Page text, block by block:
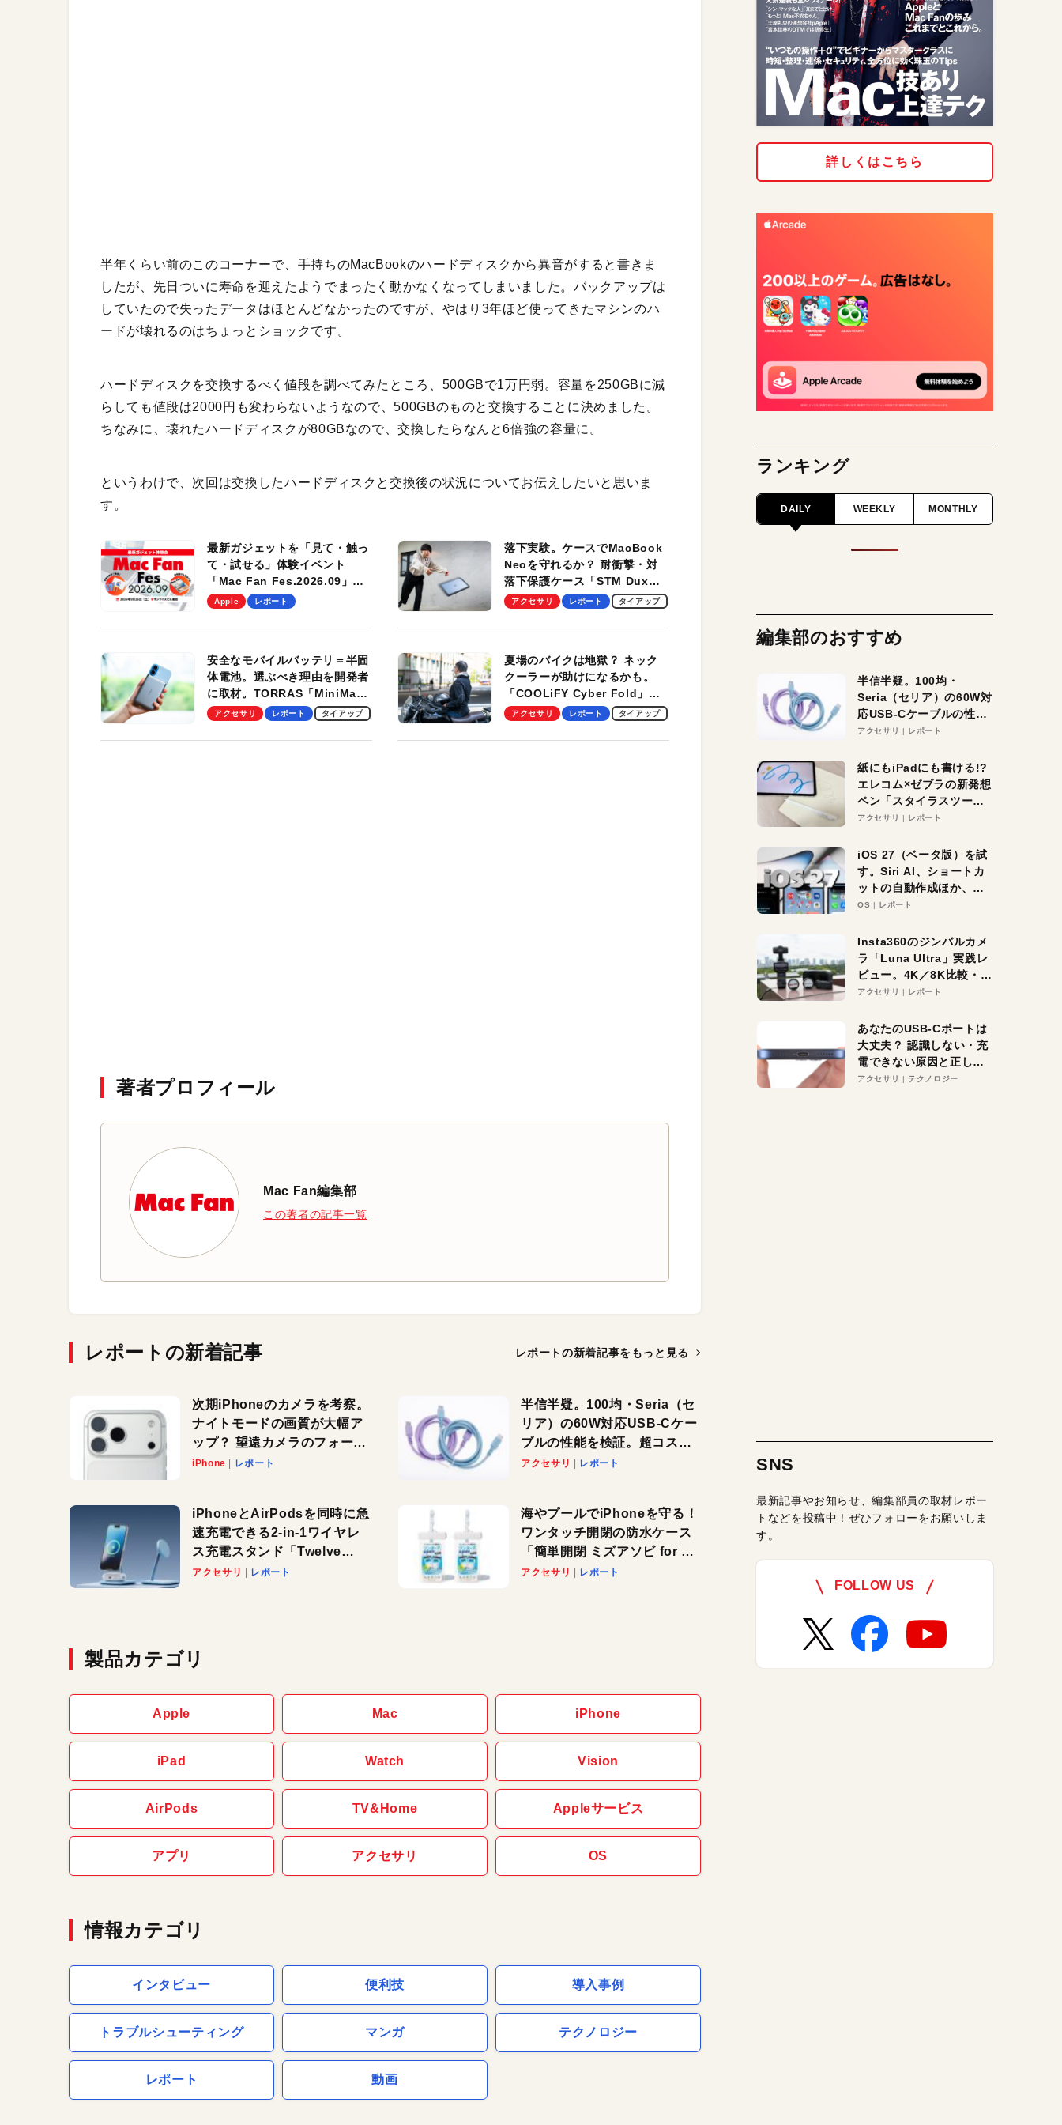
半年くらい前のこのコーナーで、手持ちのMacBookのハードディスクから異音がすると書きま
したが、先日ついに寿命を迎えたようでまったく動かなくなってしまいました。バックアップは
していたので失ったデータはほとんどなかったのですが、やはり3年ほど使ってきたマシンのハ
ードが壊れるのはちょっとショックです。
ハードディスクを交換するべく値段を調べてみたところ、500GBで1万円弱。容量を250GBに減
らしても値段は2000円も変わらないようなので、500GBのものと交換することに決めました。
ちなみに、壊れたハードディスクが80GBなので、交換したらなんと6倍強の容量に。
というわけで、次回は交換したハードディスクと交換後の状況についてお伝えしたいと思いま
す。
最新ガジェットを「見て・触っ
て・試せる」体験イベント
「Mac Fan Fes.2026.09」
を、9月26日（土）に開催しま
Apple レポート
落下実験。ケースでMacBook
Neoを守れるか？ 耐衝撃・対
落下保護ケース「STM Dux
Ultra」を検証。学生、ビジネ
適！
アクセサリ レポート タイアップ
安全なモバイルバッテリ＝半固
体電池。選ぶべき理由を開発者
に取材。TORRAS「MiniMag
Pro」の実機レビューも
アクセサリ レポート タイアップ
夏場のバイクは地獄？ ネック
クーラーが助けになるかも。
「COOLiFY Cyber Fold」レ
ビュー。冷却の速さ、密着する
性がグッド！
アクセサリ レポート タイアップ
著者プロフィール
Mac Fan編集部
この著者の記事一覧
レポートの新着記事 レポートの新着記事をもっと見る
次期iPhoneのカメラを考察。
ナイトモードの画質が大幅ア
ップ？ 望遠カメラのフォーカ
スがさらにシャープに？
iPhone レポート
半信半疑。100均・Seria（セ
リア）の60W対応USB-Cケー
ブルの性能を検証。超コスパ
の1本を発見か？
アクセサリ レポート
iPhoneとAirPodsを同時に急
速充電できる2-in-1ワイヤレ
ス充電スタンド「Twelve
South HiRise 2 Deluxe」が
アクセサリ レポート
海やプールでiPhoneを守る！
ワンタッチ開閉の防水ケース
「簡単開閉 ミズアソビ for ス
マホ」で夏のレジャーを満喫
アクセサリ レポート
製品カテゴリ
Apple Mac iPhone
iPad Watch Vision
AirPods TV&Home Appleサービス
アプリ アクセサリ OS
情報カテゴリ
インタビュー 便利技 導入事例
トラブルシューティング マンガ テクノロジー
レポート 動画
詳しくはこちら
ランキング
DAILY WEEKLY MONTHLY
編集部のおすすめ
半信半疑。100均・
Seria（セリア）の60W対
応USB-Cケーブルの性能
を検証。超コスパの1本を
アクセサリ レポート
紙にもiPadにも書ける!?
エレコム×ゼブラの新発想
ペン「スタイラスツーウ
ェイ」レビュー。持ち替
アクセサリ レポート
iOS 27（ベータ版）を試
す。Siri AI、ショートカ
ットの自動作成ほか、期
待大の便利機能5選。
る未来はすぐそこ！
OS レポート
Insta360のジンバルカメ
ラ「Luna Ultra」実践レ
ビュー。4K／8K比較・ズ
ーム・夜間撮影をチェッ
アクセサリ レポート
あなたのUSB-Cポートは
大丈夫？ 認識しない・充
電できない原因と正しい
対策
アクセサリ テクノロジー
SNS
最新記事やお知らせ、編集部員の取材レポー
トなどを投稿中！ぜひフォローをお願いしま
す。
FOLLOW US